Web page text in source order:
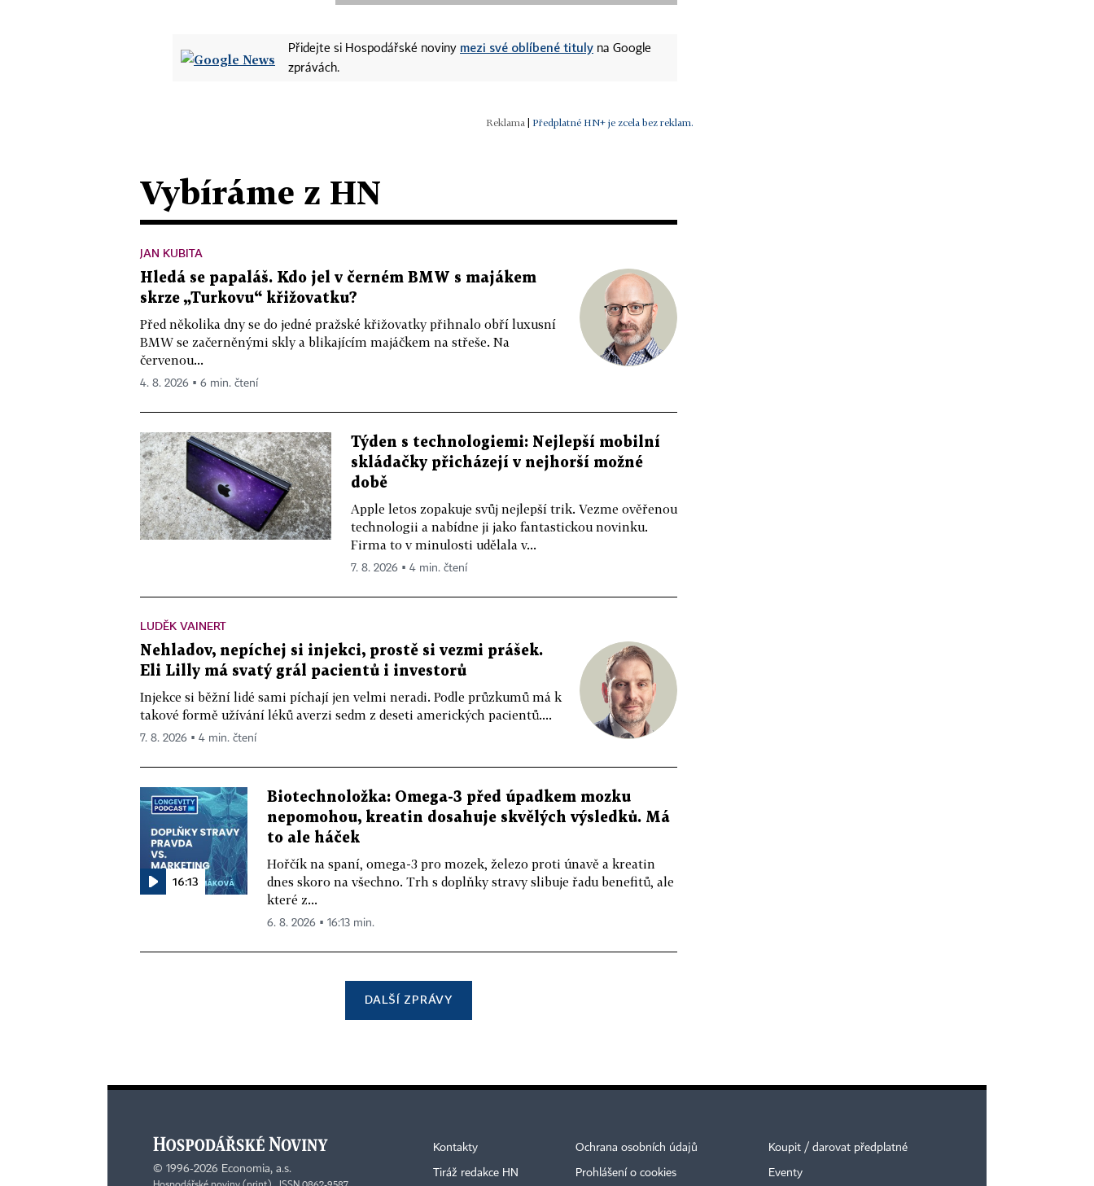
Přidejte si Hospodářské noviny mezi své oblíbené tituly na Google
zprávách.
Předplatné HN+ je zcela bez reklam.
Vybíráme z HN
JAN KUBITA
Hledá se papaláš. Kdo jel v černém BMW s majákem
skrze „Turkovu“ křižovatku?
Před několika dny se do jedné pražské křižovatky přihnalo obří luxusní
BMW se začerněnými skly a blikajícím majáčkem na střeše. Na
červenou...
4. 8. 2026 ▪ 6 min. čtení
Týden s technologiemi: Nejlepší mobilní
skládačky přicházejí v nejhorší možné
době
Apple letos zopakuje svůj nejlepší trik. Vezme ověřenou
technologii a nabídne ji jako fantastickou novinku.
Firma to v minulosti udělala v...
7. 8. 2026 ▪ 4 min. čtení
LUDĚK VAINERT
Nehladov, nepíchej si injekci, prostě si vezmi prášek.
Eli Lilly má svatý grál pacientů i investorů
Injekce si běžní lidé sami píchají jen velmi neradi. Podle průzkumů má k
takové formě užívání léků averzi sedm z deseti amerických pacientů....
7. 8. 2026 ▪ 4 min. čtení
16:13
Biotechnoložka: Omega-3 před úpadkem mozku
nepomohou, kreatin dosahuje skvělých výsledků. Má
to ale háček
Hořčík na spaní, omega-3 pro mozek, železo proti únavě a kreatin
dnes skoro na všechno. Trh s doplňky stravy slibuje řadu benefitů, ale
které z...
6. 8. 2026 ▪ 16:13 min.
DALŠÍ ZPRÁVY
© 1996-2026 Economia, a.s.
Kontakty
Tiráž redakce HN
Ochrana osobních údajů
Prohlášení o cookies
Koupit / darovat předplatné
Eventy